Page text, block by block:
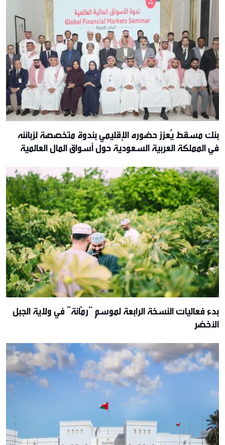
بنك مسقط يُعزز حضوره الإقليمي بندوة متخصصة لزبائنه
في المملكة العربية السعودية حول أسواق المال العالمية
بدء فعاليات النسخة الرابعة لموسم “رمّانة” في ولاية الجبل
الأخضر